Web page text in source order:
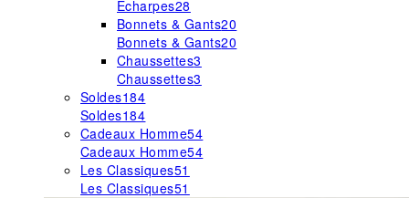
Echarpes28
Bonnets & Gants20
Bonnets & Gants20
Chaussettes3
Chaussettes3
Soldes184
Soldes184
Cadeaux Homme54
Cadeaux Homme54
Les Classiques51
Les Classiques51